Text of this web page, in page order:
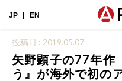
JP EN
投稿日 : 2019.05.07
矢野顕子の77年作
う』が海外で初の